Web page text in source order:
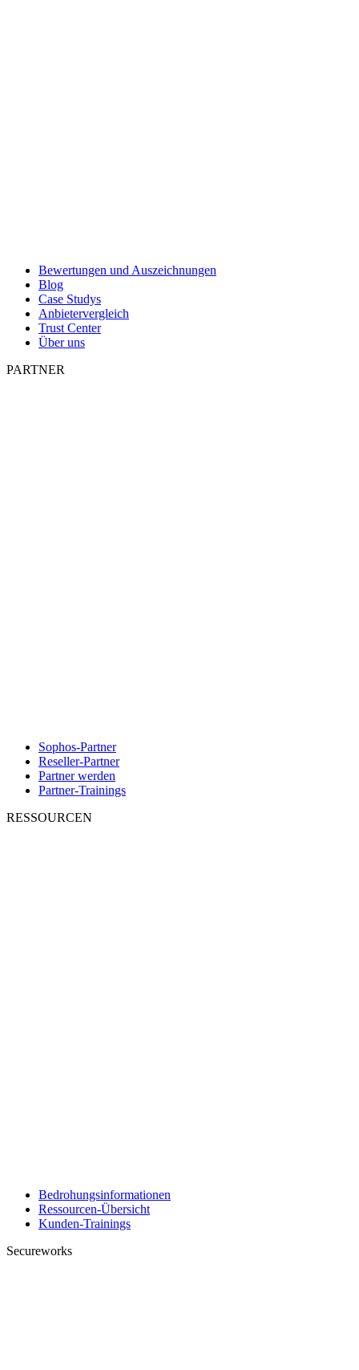
Bewertungen und Auszeichnungen
Blog
Case Studys
Anbietervergleich
Trust Center
Über uns
PARTNER
Sophos-Partner
Reseller-Partner
Partner werden
Partner-Trainings
RESSOURCEN
Bedrohungsinformationen
Ressourcen-Übersicht
Kunden-Trainings
Secureworks